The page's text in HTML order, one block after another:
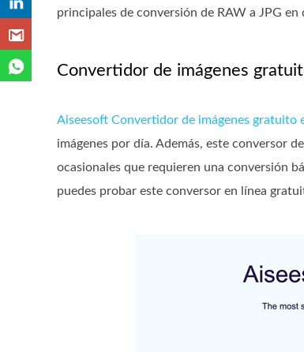
principales de conversión de RAW a JPG
Convertidor de imágenes
Aiseesoft Convertidor de imágenes gratuito
imágenes por día. Además, este conversor
ocasionales que requieren una conversión
puedes probar este conversor en línea